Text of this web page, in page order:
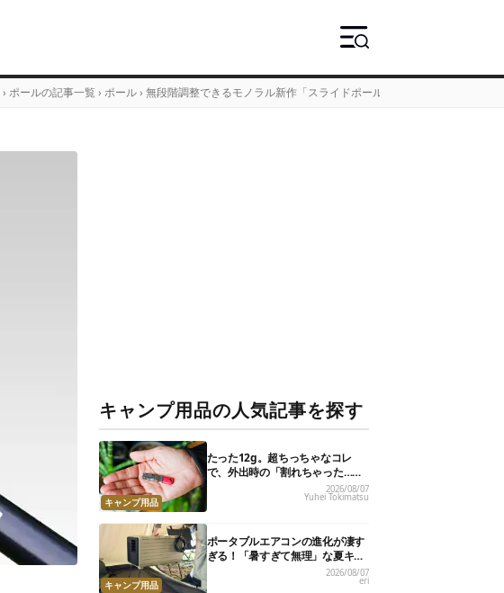
› ポールの記事一覧 › ポール › 無段階調整できるモノラル新作「スライドポールII 200-160」は、重量
キャンプ用品の人気記事を探す
キャンプ用品
たった12g。超ちっちゃなコレ
で、外出時の「割れちゃった…」
2026/08/07
Yuhei Tokimatsu
キャンプ用品
ポータブルエアコンの進化が凄す
ぎる！「暑すぎて無理」な夏キャ
ンプを激変させる最新5選2026/08/07
eri